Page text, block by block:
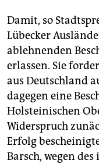
Damit, so
Lübecker
ablehnenden
erlassen. Sie
aus Deutschland
dagegen eine
Holsteinischen
Widerspruch
Erfolg
Barsch, wegen